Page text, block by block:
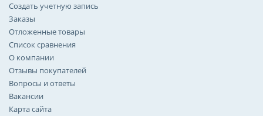
Создать учетную запись
Заказы
Отложенные товары
Список сравнения
О компании
Отзывы покупателей
Вопросы и ответы
Вакансии
Карта сайта